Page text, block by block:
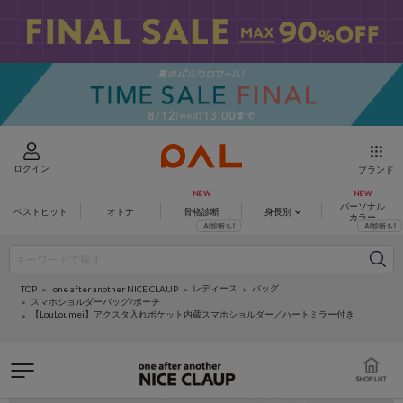
ログイン ブランド
ベストヒット オトナ 骨格診断 身長別
パーソナル
カラー
TOP one after another NICE CLAUP レディース
バッグ
スマホショルダーバッグ/ポーチ
【LouLoumei】アクスタ入れポケット内蔵スマホショルダー／ハートミラー付き